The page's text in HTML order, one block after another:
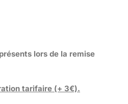
lors de la remise
tarifaire (+ 3€).